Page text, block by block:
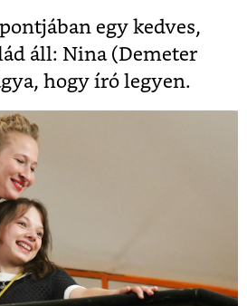
egy kedves,
áll: Nina (Demeter
hogy író legyen.